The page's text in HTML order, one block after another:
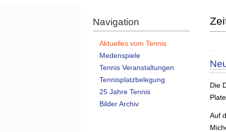
Die
Auf
Navigation
Aktuelles vom Tennis
Medenspiele
Tennis Veranstaltungen
Tennisplatzbelegung
25 Jahre Tennis
Bilder Archiv